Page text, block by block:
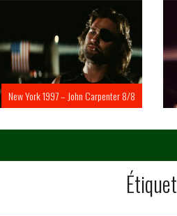
New York 1997 – John Carpenter 8/8